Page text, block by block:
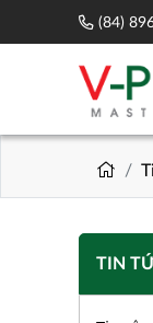
(84)
TIN